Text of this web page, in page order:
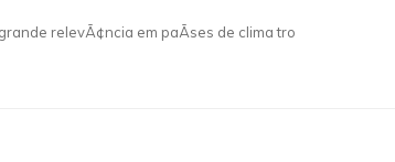
relevÃ¢ncia em paÃ­ses de clima tro